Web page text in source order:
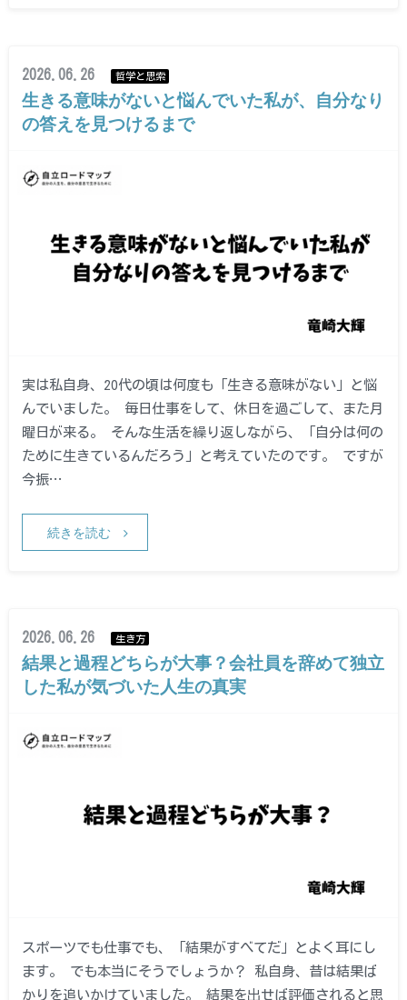
2026.06.26 哲学と思索
生きる意味がないと悩んでいた私が、自分なり
の答えを見つけるまで
実は私自身、20代の頃は何度も「生きる意味がない」と悩
んでいました。 毎日仕事をして、休日を過ごして、また月
曜日が来る。 そんな生活を繰り返しながら、「自分は何の
ために生きているんだろう」と考えていたのです。 ですが
今振…
続きを読む
2026.06.26 生き方
結果と過程どちらが大事？会社員を辞めて独立
した私が気づいた人生の真実
スポーツでも仕事でも、「結果がすべてだ」とよく耳にし
ます。 でも本当にそうでしょうか？ 私自身、昔は結果ば
かりを追いかけていました。 結果を出せば評価されると思